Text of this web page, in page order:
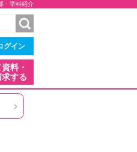
・学科紹介
グイン
料・
する
›